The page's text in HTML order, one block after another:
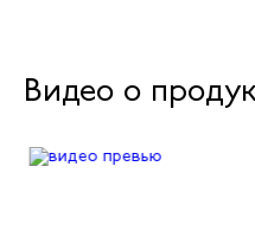
Видео о